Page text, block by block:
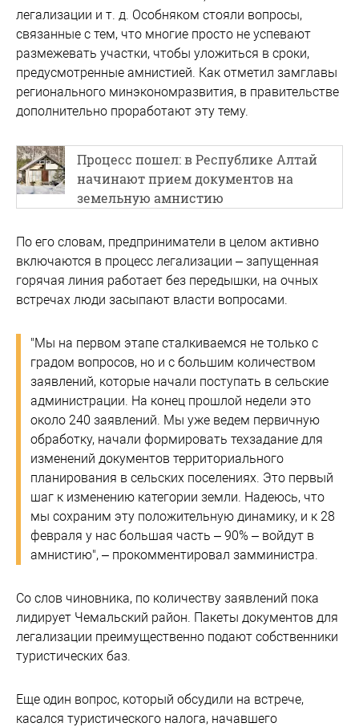
легализации и т. д. Особняком стояли вопросы,
связанные с тем, что многие просто не успевают
размежевать участки, чтобы уложиться в сроки,
предусмотренные амнистией. Как отметил замглавы
регионального минэкономразвития, в правительстве
дополнительно проработают эту тему.
Процесс пошел: в Республике Алтай
начинают прием документов на
земельную амнистию
По его словам, предприниматели в целом активно
включаются в процесс легализации – запущенная
горячая линия работает без передышки, на очных
встречах люди засыпают власти вопросами.
"Мы на первом этапе сталкиваемся не только с
градом вопросов, но и с большим количеством
заявлений, которые начали поступать в сельские
администрации. На конец прошлой недели это
около 240 заявлений. Мы уже ведем первичную
обработку, начали формировать техзадание для
изменений документов территориального
планирования в сельских поселениях. Это первый
шаг к изменению категории земли. Надеюсь, что
мы сохраним эту положительную динамику, и к 28
февраля у нас большая часть – 90% – войдут в
амнистию", – прокомментировал замминистра.
Со слов чиновника, по количеству заявлений пока
лидирует Чемальский район. Пакеты документов для
легализации преимущественно подают собственники
туристических баз.
Еще один вопрос, который обсудили на встрече,
касался туристического налога, начавшего